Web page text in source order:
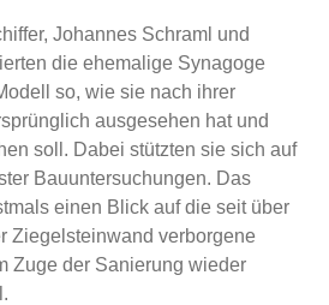
Johannes Schraml und
die ehemalige Synagoge
so, wie sie nach ihrer
ausgesehen hat und
soll. Dabei stützten sie sich auf
Bauuntersuchungen. Das
einen Blick auf die seit über
Ziegelsteinwand verborgene
Zuge der Sanierung wieder